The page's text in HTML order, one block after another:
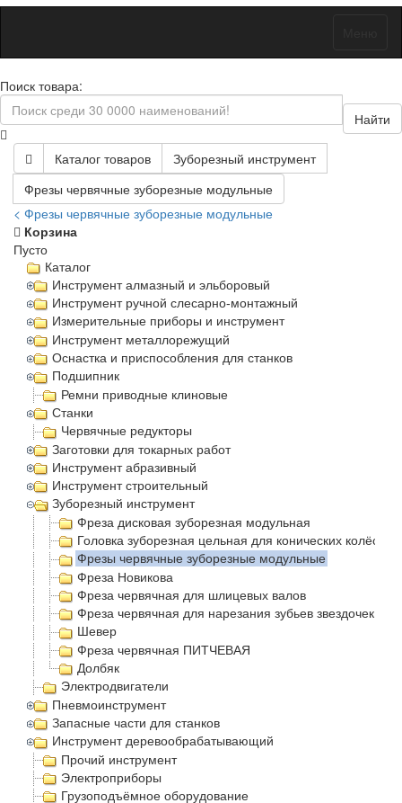
Поиск товара:
Найти
Каталог товаров
Зуборезный инструмент
Фрезы червячные зуборезные модульные
< Фрезы червячные зуборезные модульные
Корзина
Пусто
Каталог
Инструмент алмазный и эльборовый
Инструмент ручной слесарно-монтажный
Измерительные приборы и инструмент
Инструмент металлорежущий
Оснастка и приспособления для станков
Подшипник
Ремни приводные клиновые
Станки
Червячные редукторы
Заготовки для токарных работ
Инструмент абразивный
Инструмент строительный
Зуборезный инструмент
Фреза дисковая зуборезная модульная
Головка зуборезная цельная для конических колёс
Фрезы червячные зуборезные модульные
Фреза Новикова
Фреза червячная для шлицевых валов
Фреза червячная для нарезания зубьев звездочек
Шевер
Фреза червячная ПИТЧЕВАЯ
Долбяк
Электродвигатели
Пневмоинструмент
Запасные части для станков
Инструмент деревообрабатывающий
Прочий инструмент
Электроприборы
Грузоподъёмное оборудование